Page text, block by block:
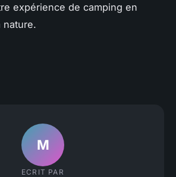
expérience de camping en
nature.
M
ECRIT PAR